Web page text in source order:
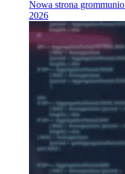
Nowa strona
2026